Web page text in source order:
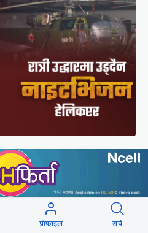
: भीआईपीका लागि उड्छ,
प्रोफाइल सर्च